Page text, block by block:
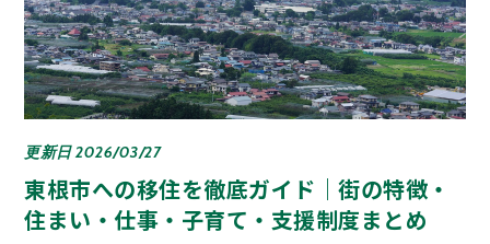
更新日 2026/03/27
東根市への移住を徹底ガイド｜街の特徴・
住まい・仕事・子育て・支援制度まとめ